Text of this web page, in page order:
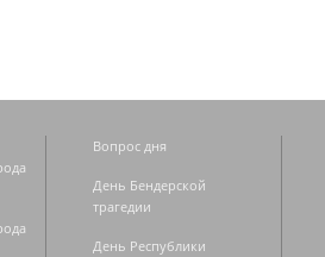
Вопрос дня
День Бендерской
трагедии
День Республики